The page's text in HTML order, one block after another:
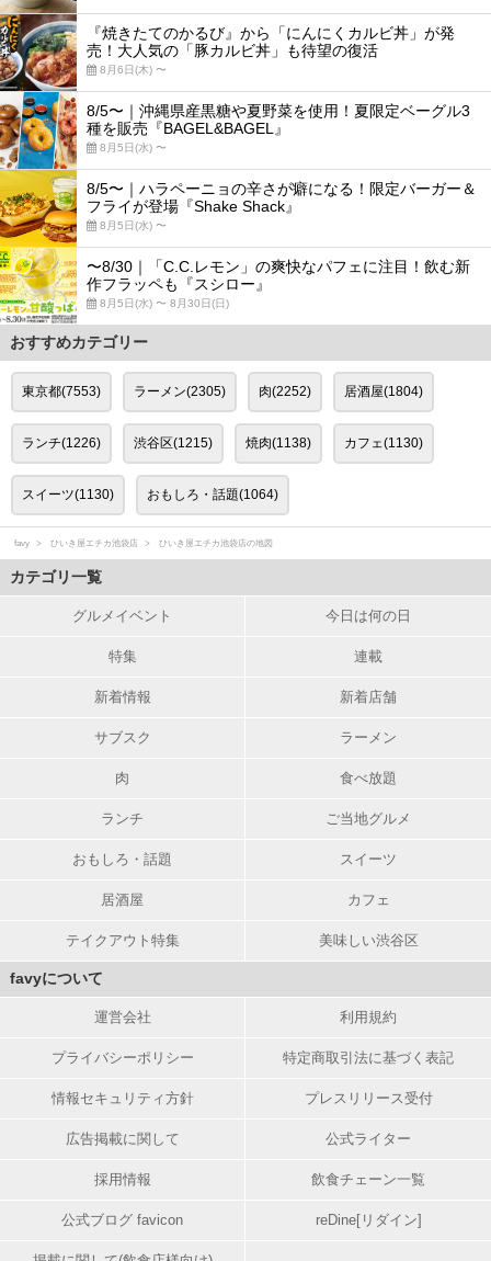
『焼きたてのかるび』から「にんにくカルビ丼」が発
売！大人気の「豚カルビ丼」も待望の復活
8月6日(木) 〜
8/5〜｜沖縄県産黒糖や夏野菜を使用！夏限定ベーグル3
種を販売『BAGEL&BAGEL』
8月5日(水) 〜
8/5〜｜ハラペーニョの辛さが癖になる！限定バーガー＆
フライが登場『Shake Shack』
8月5日(水) 〜
〜8/30｜「C.C.レモン」の爽快なパフェに注目！飲む新
作フラッペも『スシロー』
8月5日(水) 〜 8月30日(日)
おすすめカテゴリー
東京都(7553) ラーメン(2305) 肉(2252) 居酒屋(1804)
ランチ(1226) 渋谷区(1215) 焼肉(1138) カフェ(1130)
スイーツ(1130) おもしろ・話題(1064)
favy ひいき屋エチカ池袋店 ひいき屋エチカ池袋店の地図
カテゴリ一覧
グルメイベント 今日は何の日
特集 連載
新着情報 新着店舗
サブスク ラーメン
肉 食べ放題
ランチ ご当地グルメ
おもしろ・話題 スイーツ
居酒屋 カフェ
テイクアウト特集 美味しい渋谷区
favyについて
運営会社 利用規約
プライバシーポリシー 特定商取引法に基づく表記
情報セキュリティ方針 プレスリリース受付
広告掲載に関して 公式ライター
採用情報 飲食チェーン一覧
公式ブログ favicon reDine[リダイン]